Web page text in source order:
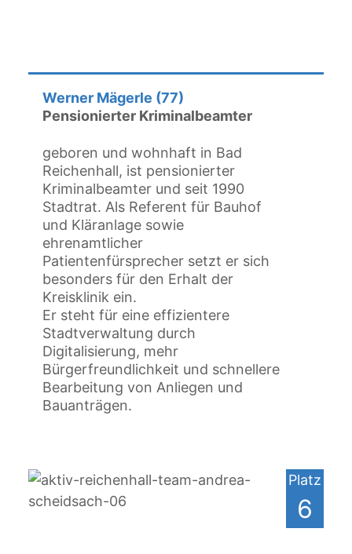
Werner Mägerle (77)
Pensionierter Kriminalbeamter
geboren und wohnhaft in Bad
Reichenhall, ist pensionierter
Kriminalbeamter und seit 1990
Stadtrat. Als Referent für Bauhof
und Kläranlage sowie
ehrenamtlicher
Patientenfürsprecher setzt er sich
besonders für den Erhalt der
Kreisklinik ein.
Er steht für eine effizientere
Stadtverwaltung durch
Digitalisierung, mehr
Bürgerfreundlichkeit und schnellere
Bearbeitung von Anliegen und
Bauanträgen.
Platz
6